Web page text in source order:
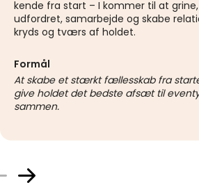
kende fra start – I kommer til at
udfordret, samarbejde og skabe
kryds og tværs af holdet.
Formål
At skabe et stærkt fællesskab fra
give holdet det bedste afsæt til
sammen.